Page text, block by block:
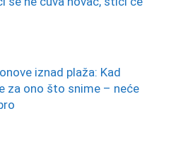
iznad plaža: Kad
za ono što snime – neće